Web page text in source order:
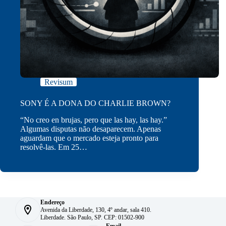
Revisum
SONY É A DONA DO CHARLIE BROWN?
“No creo en brujas, pero que las hay, las hay.”
Algumas disputas não desaparecem. Apenas
aguardam que o mercado esteja pronto para
resolvê-las. Em 25…
Endereço
Avenida da Liberdade, 130, 4º andar, sala 410.
Liberdade. São Paulo, SP. CEP: 01502-900